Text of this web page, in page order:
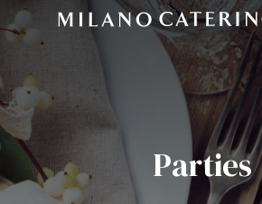
Skip
to
content
Parties